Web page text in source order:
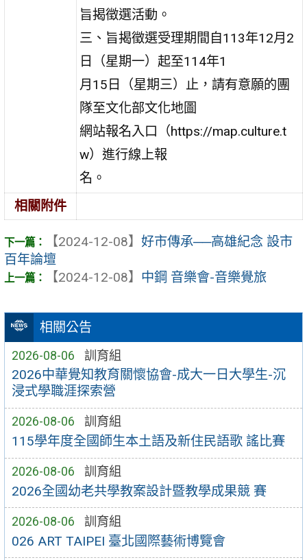
相關公告
2026-08-06 訓育組
2026中華覺知教育關懷協會-成大一日大學生-沉
浸式學職涯探索營
2026-08-06 訓育組
115學年度全國師生本土語及新住民語歌 謠比賽
2026-08-06 訓育組
2026全國幼老共學教案設計暨教學成果競 賽
2026-08-06 訓育組
026 ART TAIPEI 臺北國際藝術博覽會
旨揭徵選活動。
三、旨揭徵選受理期間自113年12月2
日（星期一）起至114年1
月15日（星期三）止，請有意願的團
隊至文化部文化地圖
網站報名入口（https://map.culture.t
w）進行線上報
名。
相關附件
【2024-12-08】 好市傳承──高雄紀念 設市
百年論壇
【2024-12-08】 中鋼 音樂會-音樂覺旅